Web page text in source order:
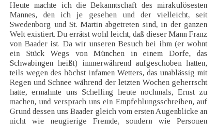
Heute machte ich die Bekanntschaft des mirakulösesten
Mannes, den ich je gesehen und der vielleicht, seit
Swedenborg und St. Martin abgetreten sind, in der ganzen
Welt existiert. Du errätst wohl leicht, daß dieser Mann Franz
von Baader ist. Da wir unseren Besuch bei ihm (er wohnt
ein Stück Wegs von München in einem Dorfe, das
Schwabingen heißt) immerwährend aufgeschoben hatten,
teils wegen des höchst infamen Wetters, das unablässig mit
Regen und Schnee während der letzten Wochen geherrscht
hatte, ermahnte uns Schelling heute nochmals, Ernst zu
machen, und versprach uns ein Empfehlungsschreiben, auf
Grund dessen uns Baader gleich vom ersten Augenblicke an
nicht wie neugierige Fremde, sondern wie Personen